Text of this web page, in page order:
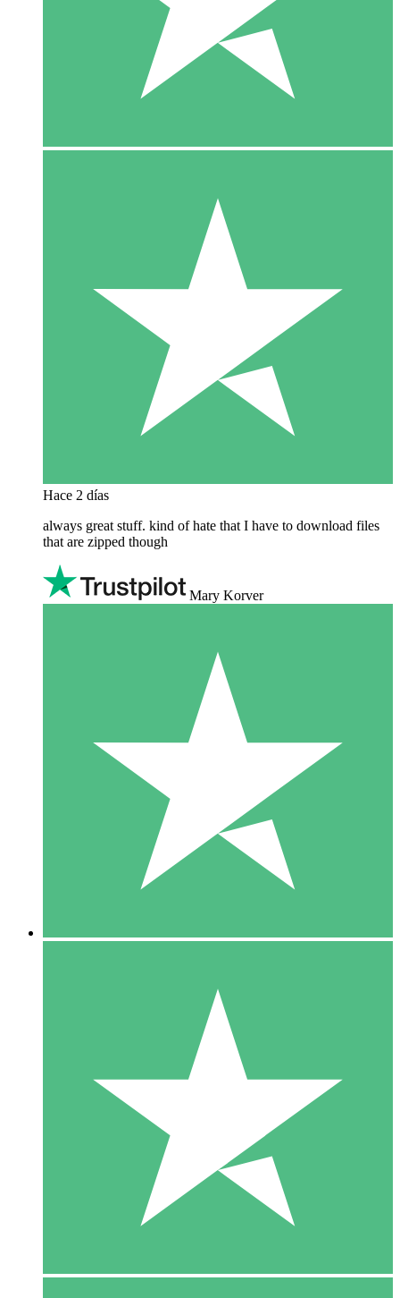
Hace 2 días
always great stuff. kind of hate that I have to download files
that are zipped though
Mary Korver